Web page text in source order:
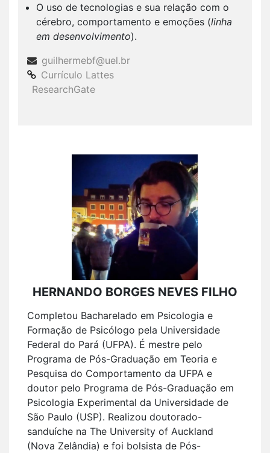
O uso de tecnologias e sua relação com o
cérebro, comportamento e emoções (linha
em desenvolvimento).
guilhermebf@uel.br
Currículo Lattes
ResearchGate
HERNANDO BORGES NEVES FILHO
Completou Bacharelado em Psicologia e
Formação de Psicólogo pela Universidade
Federal do Pará (UFPA). É mestre pelo
Programa de Pós-Graduação em Teoria e
Pesquisa do Comportamento da UFPA e
doutor pelo Programa de Pós-Graduação em
Psicologia Experimental da Universidade de
São Paulo (USP). Realizou doutorado-
sanduíche na The University of Auckland
(Nova Zelândia) e foi bolsista de Pós-